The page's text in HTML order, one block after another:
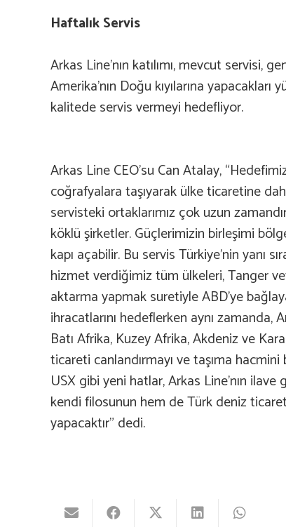
Haftalık Servis
Arkas Line’nın katılımı, mevcut servisi,
Amerika’nın Doğu kıyılarına
kalitede servis vermeyi hedefliyor.
Arkas Line CEO’su Can Atalay,
coğrafyalara taşıyarak ülke ticaretine
servisteki ortaklarımız çok uzun
köklü şirketler. Güçlerimizin birleşimi
kapı açabilir. Bu servis Türkiye’nin yanı
hizmet verdiğimiz tüm ülkeleri, Tanger
aktarma yapmak suretiyle ABD’ye
ihracatlarını hedeflerken aynı zamanda,
Batı Afrika, Kuzey Afrika, Akdeniz ve
ticareti canlandırmayı ve taşıma
USX gibi yeni hatlar, Arkas Line’nın ilave
kendi filosunun hem de Türk deniz
yapacaktır” dedi.